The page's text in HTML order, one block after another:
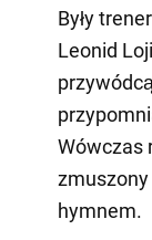
Były
Leonid
Wówczas
hymnem.